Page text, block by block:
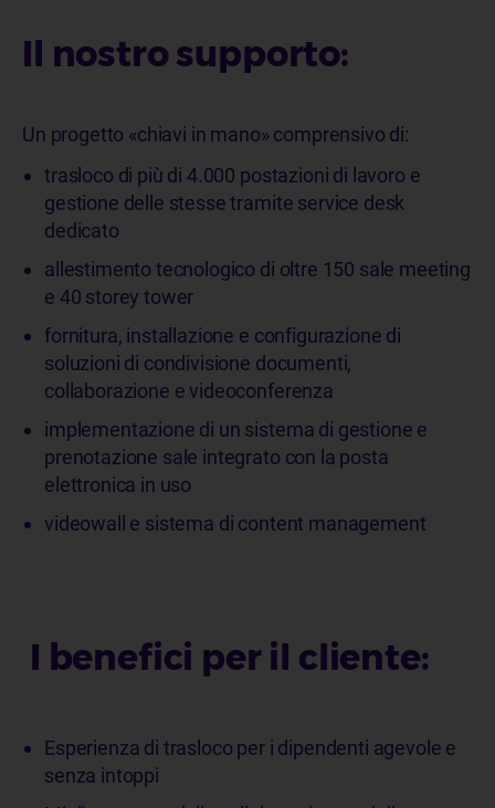
Il nostro supporto:
Un progetto «chiavi in mano» comprensivo di:
trasloco di più di 4.000 postazioni di lavoro e
gestione delle stesse tramite service desk
dedicato
allestimento tecnologico di oltre 150 sale meeting
e 40 storey tower
fornitura, installazione e configurazione di
soluzioni di condivisione documenti,
collaborazione e videoconferenza
implementazione di un sistema di gestione e
prenotazione sale integrato con la posta
elettronica in uso
videowall e sistema di content management
I benefici per il cliente:
Esperienza di trasloco per i dipendenti agevole e
senza intoppi